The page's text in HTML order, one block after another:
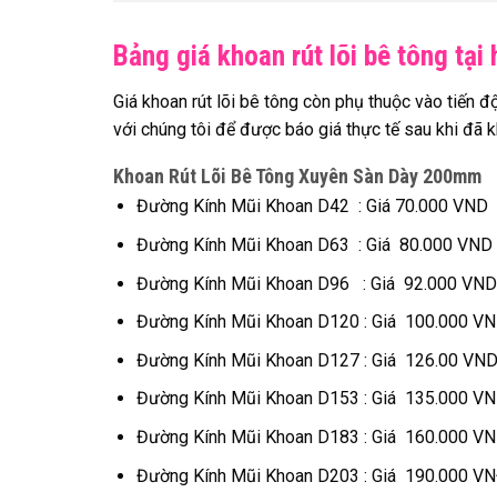
Bảng giá khoan rút lõi bê tông tại
Giá khoan rút lõi bê tông còn phụ thuộc vào tiến
với chúng tôi để được báo giá thực tế sau khi đã
Khoan Rút Lõi Bê Tông Xuyên Sàn Dày 200mm
Đường Kính Mũi Khoan D42 : Giá 70.000 VND
Đường Kính Mũi Khoan D63 : Giá 80.000 VND
Đường Kính Mũi Khoan D96 : Giá 92.000 VND
Đường Kính Mũi Khoan D120 : Giá 100.000
Đường Kính Mũi Khoan D127 : Giá 126.00 VND
Đường Kính Mũi Khoan D153 : Giá 135.000
Đường Kính Mũi Khoan D183 : Giá 160.000
Đường Kính Mũi Khoan D203 : Giá 190.000